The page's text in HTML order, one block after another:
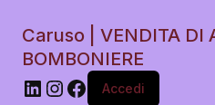
Caruso | VENDITA DI
BOMBONIERE
Accedi